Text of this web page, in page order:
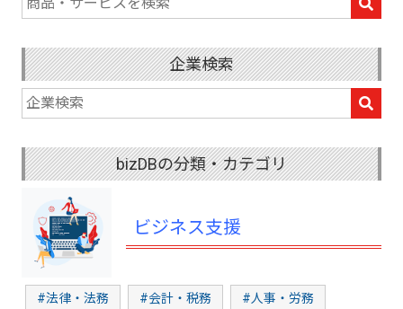
企業検索
bizDBの分類・カテゴリ
ビジネス支援
#法律・法務 #会計・税務 #人事・労務